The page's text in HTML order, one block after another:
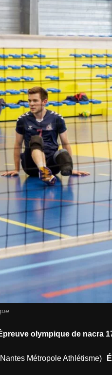
olympique de nacra
Métropole Athlétisme)